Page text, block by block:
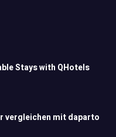
Stays with QHotels
vergleichen mit daparto